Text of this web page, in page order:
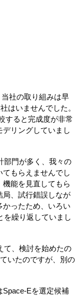
社の取り組みは早
はいませんでした。
すると完成度が非常
リングしていまし
部門が多く、我々の
もらえませんでし
能を見直してもら
局、試行錯誤しなが
かったため、いろい
を繰り返していまし
て、検討を始めたの
いたのですが、別の
Space-Eを選定候補